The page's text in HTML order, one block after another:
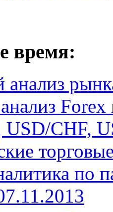
время:
анализ
CHF,
по